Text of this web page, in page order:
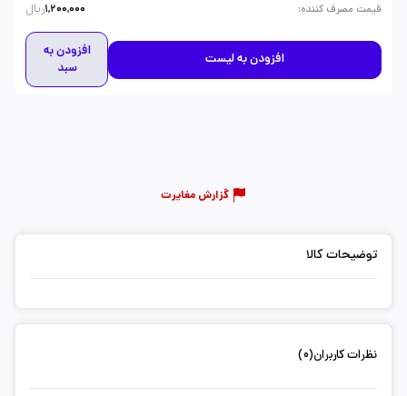
قیمت مصرف کننده:
1,200,000ریال
افزودن به لیست
افزودن به
سبد
گزارش مغایرت
توضیحات کالا
نظرات کاربران(0)